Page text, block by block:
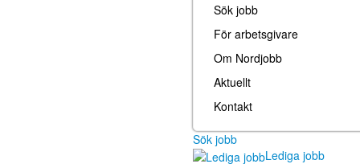
Sök jobb
För arbetsgivare
Om Nordjobb
Aktuellt
Kontakt
Sök jobb
Lediga jobb